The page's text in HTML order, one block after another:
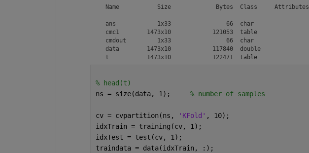
  Name           Size             Bytes  Class     Attributes
  ans            1x33                66  char
  cmc1        1473x10            121053  table
  cmdout         1x33                66  char
  data        1473x10            117840  double
  t           1473x10            122471  table
% head(t)
ns = size(data, 1); % number of samples
cv = cvpartition(ns, 'KFold' , 10);
idxTrain = training(cv, 1);
idxTest = test(cv, 1);
traindata = data(idxTrain, :);